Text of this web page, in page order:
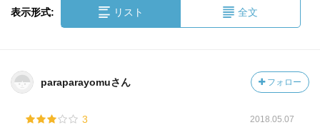
表示形式: リスト 全文
paraparayomuさん フォロー
3 2018.05.07